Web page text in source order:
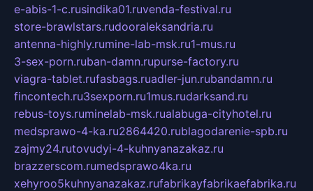
e-abis-1-c.rusindika01.ruvenda-festival.ru
store-brawlstars.rudooraleksandria.ru
antenna-highly.rumine-lab-msk.ru1-mus.ru
3-sex-porn.ruban-damn.rupurse-factory.ru
viagra-tablet.rufasbags.ruadler-jun.rubandamn.ru
fincontech.ru3sexporn.ru1mus.rudarksand.ru
rebus-toys.ruminelab-msk.rualabuga-cityhotel.ru
medsprawo-4-ka.ru2864420.rublagodarenie-spb.ru
zajmy24.rutovudyi-4-kuhnyanazakaz.ru
brazzerscom.rumedsprawo4ka.ru
xehyroo5kuhnyanazakaz.rufabrikayfabrikaefabrika.ru